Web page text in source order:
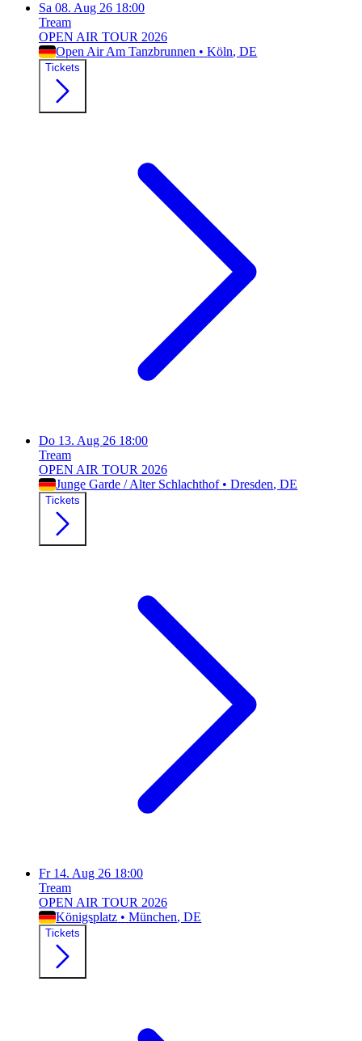
Sa 08. Aug 26 18:00
Tream
OPEN AIR TOUR 2026
Open Air Am Tanzbrunnen • Köln, DE
Tickets
Do 13. Aug 26 18:00
Tream
OPEN AIR TOUR 2026
Junge Garde / Alter Schlachthof • Dresden, DE
Tickets
Fr 14. Aug 26 18:00
Tream
OPEN AIR TOUR 2026
Königsplatz • München, DE
Tickets